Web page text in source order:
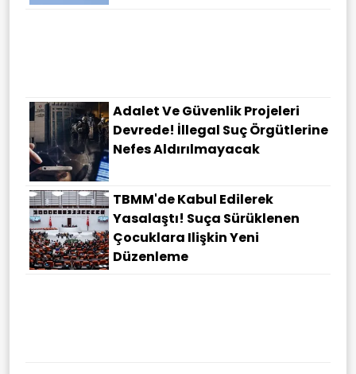
Adalet Ve Güvenlik Projeleri
Devrede! İllegal Suç Örgütlerine
Nefes Aldırılmayacak
TBMM'de Kabul Edilerek
Yasalaştı! Suça Sürüklenen
Çocuklara Ilişkin Yeni
Düzenleme